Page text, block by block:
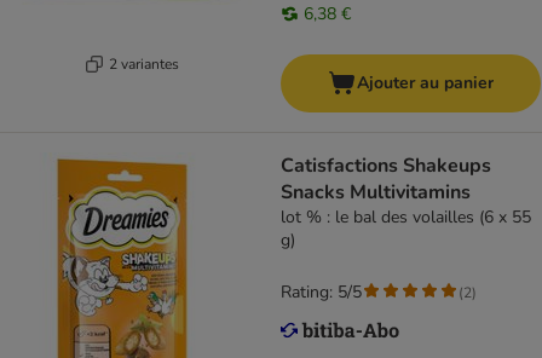
2 variantes
6,38 €
Ajouter au panier
Catisfactions Shakeups
Snacks Multivitamins
lot % : le bal des volailles (6 x 55
g)
Rating: 5/5 (2)